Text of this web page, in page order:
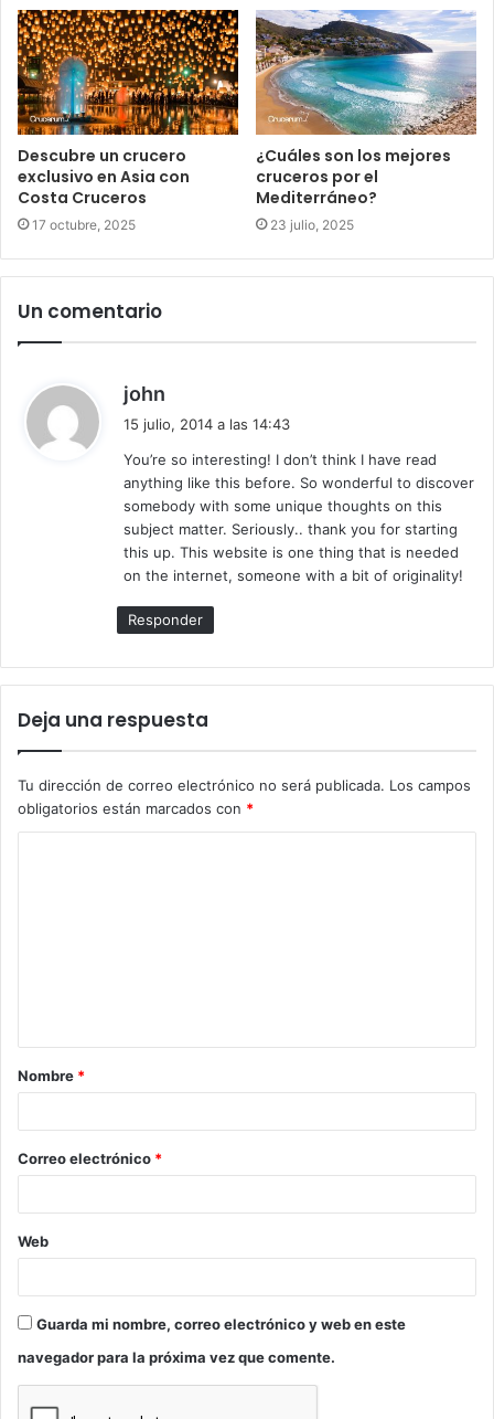
Descubre un crucero
exclusivo en Asia con
Costa Cruceros
17 octubre, 2025
¿Cuáles son los mejores
cruceros por el
Mediterráneo?
23 julio, 2025
Un comentario
john
c
e
:
15 julio, 2014 a las 14:43
You’re so interesting! I don’t think I have read
anything like this before. So wonderful to discover
somebody with some unique thoughts on this
subject matter. Seriously.. thank you for starting
this up. This website is one thing that is needed
on the internet, someone with a bit of originality!
Responder
Deja una respuesta
Tu dirección de correo electrónico no será publicada. Los campos
obligatorios están marcados con *
a
r
*
Nombre *
Correo electrónico *
Web
Guarda mi nombre, correo electrónico y web en este
navegador para la próxima vez que comente.